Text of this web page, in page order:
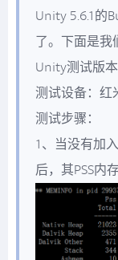
Unity 5.6.1的
了。下面是我
Unity测试版
测试设备：红
测试步骤：
1、当没有加
后，其PSS内